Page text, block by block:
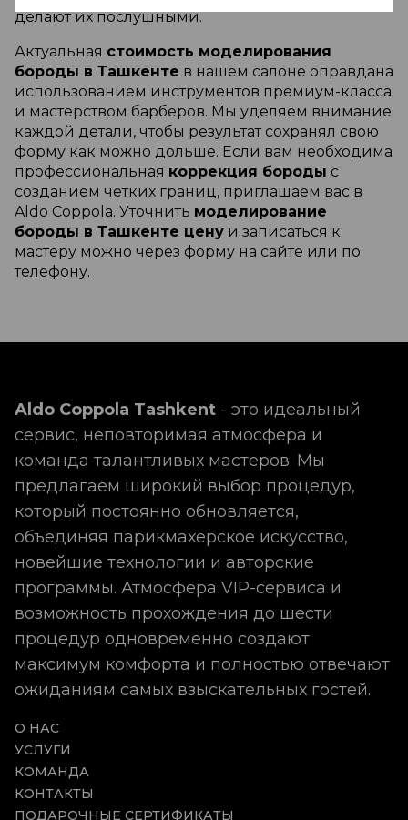
делают их послушными.
Актуальная стоимость моделирования
бороды в Ташкенте в нашем салоне оправдана
использованием инструментов премиум-класса
и мастерством барберов. Мы уделяем внимание
каждой детали, чтобы результат сохранял свою
форму как можно дольше. Если вам необходима
профессиональная коррекция бороды с
созданием четких границ, приглашаем вас в
Aldo Coppola. Уточнить моделирование
бороды в Ташкенте цену и записаться к
мастеру можно через форму на сайте или по
телефону.
Aldo Coppola Tashkent - это идеальный
сервис, неповторимая атмосфера и
команда талантливых мастеров. Мы
предлагаем широкий выбор процедур,
который постоянно обновляется,
объединяя парикмахерское искусство,
новейшие технологии и авторские
программы. Атмосфера VIP-сервиса и
возможность прохождения до шести
процедур одновременно создают
максимум комфорта и полностью отвечают
ожиданиям самых взыскательных гостей.
О НАС
УСЛУГИ
КОМАНДА
КОНТАКТЫ
ПОДАРОЧНЫЕ СЕРТИФИКАТЫ